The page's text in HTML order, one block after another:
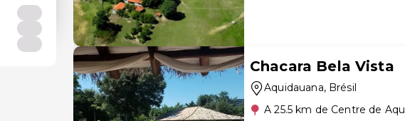
Chacara Bela Vista
Aquidauana, Brésil
A 25.5 km de Centre de